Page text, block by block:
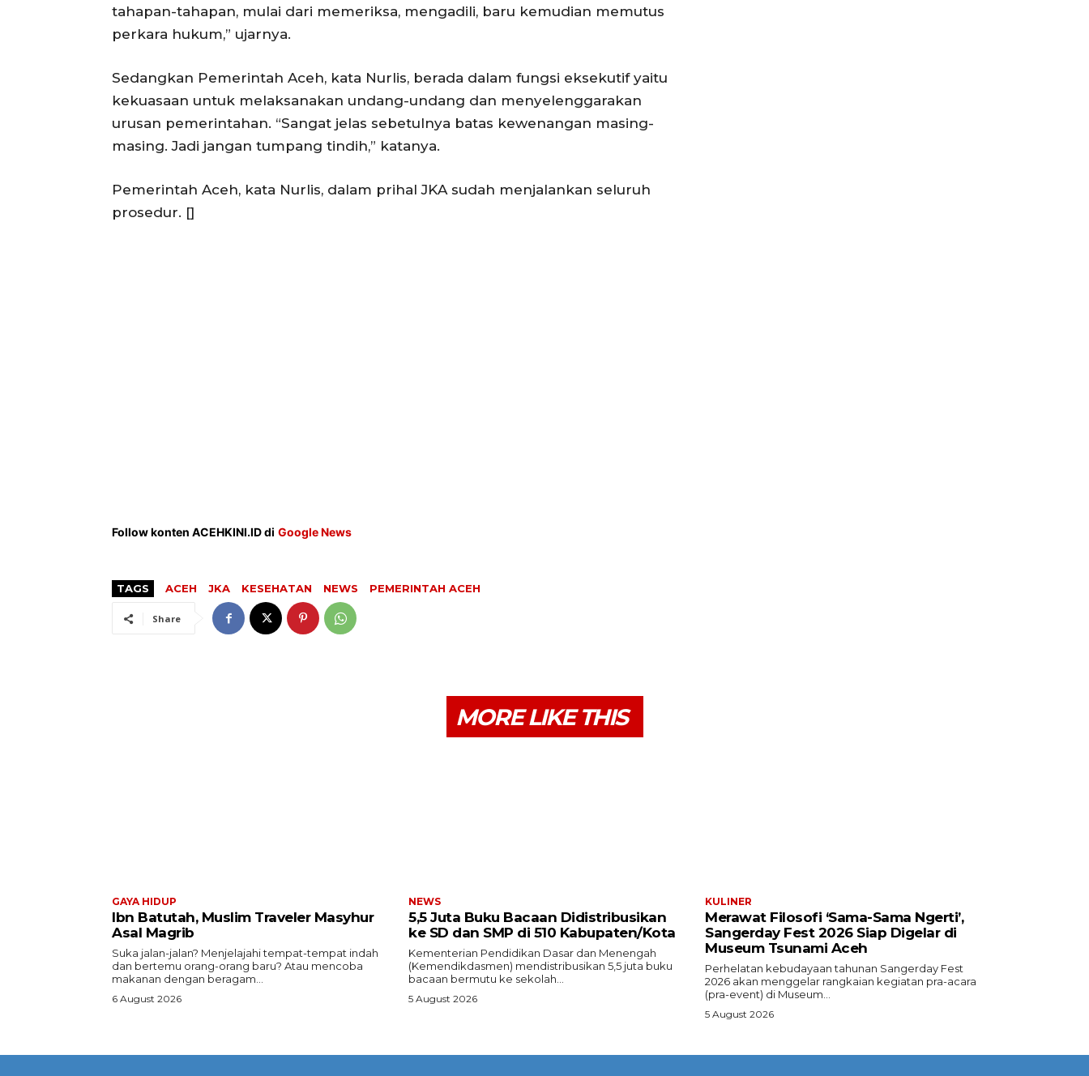
tahapan-tahapan, mulai dari memeriksa, mengadili, baru kemudian memutus
perkara hukum,” ujarnya.
Sedangkan Pemerintah Aceh, kata Nurlis, berada dalam fungsi eksekutif yaitu
kekuasaan untuk melaksanakan undang-undang dan menyelenggarakan
urusan pemerintahan. “Sangat jelas sebetulnya batas kewenangan masing-
masing. Jadi jangan tumpang tindih,” katanya.
Pemerintah Aceh, kata Nurlis, dalam prihal JKA sudah menjalankan seluruh
prosedur. []
Follow konten ACEHKINI.ID di Google News
TAGS ACEH JKA KESEHATAN NEWS PEMERINTAH ACEH
Share
MORE LIKE THIS
GAYA HIDUP
Ibn Batutah, Muslim Traveler Masyhur
Asal Magrib
Suka jalan-jalan? Menjelajahi tempat-tempat indah
dan bertemu orang-orang baru? Atau mencoba
makanan dengan beragam...
6 August 2026
NEWS
5,5 Juta Buku Bacaan Didistribusikan
ke SD dan SMP di 510 Kabupaten/Kota
Kementerian Pendidikan Dasar dan Menengah
(Kemendikdasmen) mendistribusikan 5,5 juta buku
bacaan bermutu ke sekolah...
5 August 2026
KULINER
Merawat Filosofi ‘Sama-Sama Ngerti’,
Sangerday Fest 2026 Siap Digelar di
Museum Tsunami Aceh
Perhelatan kebudayaan tahunan Sangerday Fest
2026 akan menggelar rangkaian kegiatan pra-acara
(pra-event) di Museum...
5 August 2026